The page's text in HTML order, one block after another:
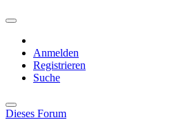
Anmelden
Registrieren
Suche
Dieses Forum